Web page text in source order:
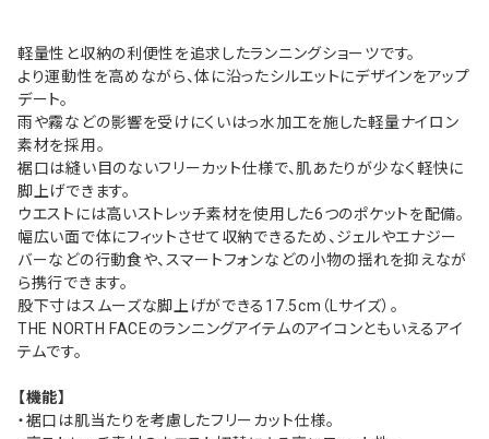
軽量性と収納の利便性を追求したランニングショーツです。
より運動性を高めながら、体に沿ったシルエットにデザインをアップ
デート。
雨や霧などの影響を受けにくいはっ水加工を施した軽量ナイロン
素材を採用。
裾口は縫い目のないフリーカット仕様で、肌あたりが少なく軽快に
脚上げできます。
ウエストには高いストレッチ素材を使用した6つのポケットを配備。
幅広い面で体にフィットさせて収納できるため、ジェルやエナジー
バーなどの行動食や、スマートフォンなどの小物の揺れを抑えなが
ら携行できます。
股下寸はスムーズな脚上げができる17.5cm（Lサイズ）。
THE NORTH FACEのランニングアイテムのアイコンともいえるアイ
テムです。
【機能】
・裾口は肌当たりを考慮したフリーカット仕様。